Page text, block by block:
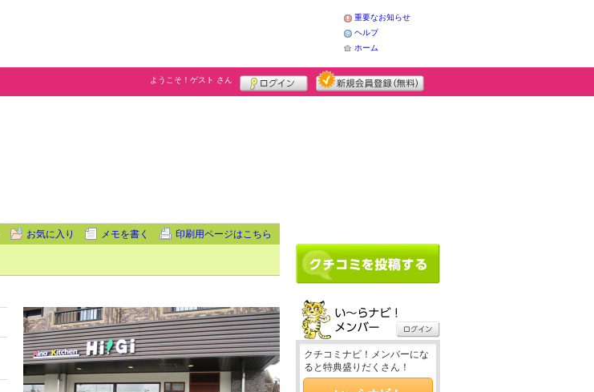
重要なお知らせ
ヘルプ
ホーム
ようこそ！ ゲスト さん
お気に入り メモを書く 印刷用ページはこちら
クチコミナビ！メンバーにな
ると特典盛りだくさん！